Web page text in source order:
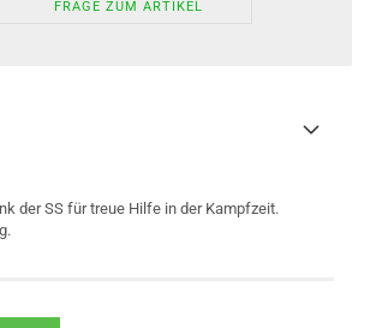
FRAGE ZUM ARTIKEL
der SS für treue Hilfe in der Kampfzeit.